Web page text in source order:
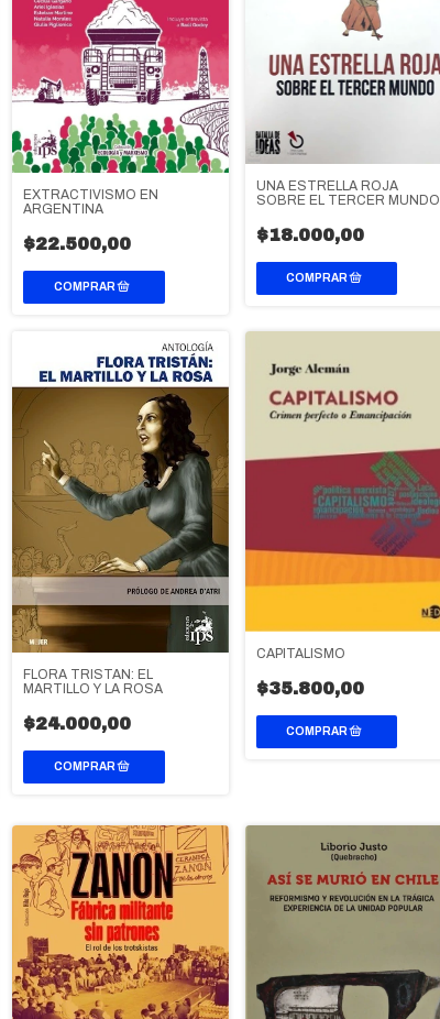
EXTRACTIVISMO EN
ARGENTINA
$22.500,00
UNA ESTRELLA ROJA
SOBRE EL TERCER MUNDO
$18.000,00
FLORA TRISTAN: EL
MARTILLO Y LA ROSA
$24.000,00
CAPITALISMO
$35.800,00